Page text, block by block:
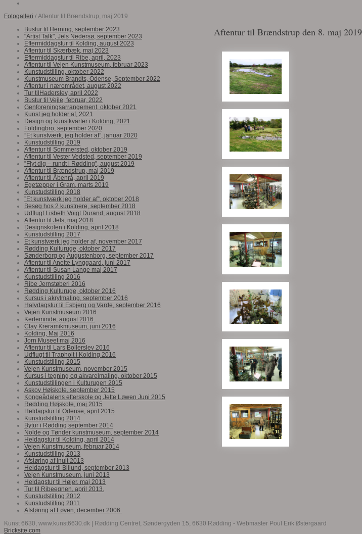
Fotogalleri / Aftentur til Brændstrup, maj 2019
Bustur til Herning, september 2023
"Artist Talk", Jels Nedersø, september 2023
Eftermiddagstur til Kolding, august 2023
Aftentur til Skærbæk, maj 2023
Eftermiddagstur til Ribe, april, 2023
Aftentur til Vejen Kunstmuseum, februar 2023
Kunstudstilling, oktober 2022
Kunstmuseum Brandts, Odense, September 2022
Aftentur i nærområdet, august 2022
Tur tilHaderslev, april 2022
Bustur til Vejle, februar, 2022
Genforeningsarrangement, oktober 2021
Kunst jeg holder af, 2021
Design og kunstkvarter i Kolding, 2021
Foldingbro, september 2020
”Et kunstværk, jeg holder af”, januar 2020
Kunstudstilling 2019
Aftentur til Sommersted, oktober 2019
Aftentur til Vester Vedsted, september 2019
”Flyt dig – rundt i Rødding”, august 2019
Aftentur til Brændstrup, maj 2019
Aftentur til Åbenrå, april 2019
Egetæpper i Gram, marts 2019
Kunstudstilling 2018
”Et kunstværk jeg holder af”, oktober 2018
Besøg hos 2 kunstnere, september 2018
Udflugt Lisbeth Voigt Durand, august 2018
Aftentur til Jels, maj 2018.
Designskolen i Kolding, april 2018
Kunstudstilling 2017
Et kunstværk jeg holder af, november 2017
Rødding Kulturuge, oktober 2017
Sønderborg og Augustenborg, september 2017
Aftentur til Anette Lynggaard, juni 2017
Aftentur til Susan Lange maj 2017
Kunstudstilling 2016
Ribe Jernstøberi 2016
Rødding Kulturuge, oktober 2016
Kursus i akrylmaling, september 2016
Halvdagstur til Esbjerg og Varde, september 2016
Vejen Kunstmuseum 2016
Kerteminde, august 2016.
Clay Kreramikmuseum, juni 2016
Kolding, Maj 2016
Jorn Museet maj 2016
Aftentur til Lars Bollerslev 2016
Udflugt til Trapholt i Kolding 2016
Kunstudstilling 2015
Vejen Kunstmuseum, november 2015
Kursus i tegning og akvarelmaling, oktober 2015
Kunstudstillingen i Kulturugen 2015
Askov Højskole, september 2015
Kongeådalens efterskole og Jette Løwen Juni 2015
Rødding Højskole, maj 2015
Heldagstur til Odense, april 2015
Kunstudstilling 2014
Bytur i Rødding september 2014
Nolde og Tønder kunstmuseum, september 2014
Heldagstur til Kolding, april 2014
Vejen Kunstmuseum, februar 2014
Kunstudstilling 2013
Afsløring af Inuit 2013
Heldagstur til Billund, september 2013
Vejen Kunstmuseum, juni 2013
Heldagstur til Højer, maj 2013
Tur til Ribeegnen, april 2013.
Kunstudstilling 2012
Kunstudstilling 2011
Afsløring af Løven, december 2006.
Aftentur til Brændstrup den 8. maj 2019
Kunst 6630, www.kunst6630.dk | Rødding Centret, Søndergyden 15, 6630 Rødding - Webmaster Poul Erik Østergaard
Bricksite.com